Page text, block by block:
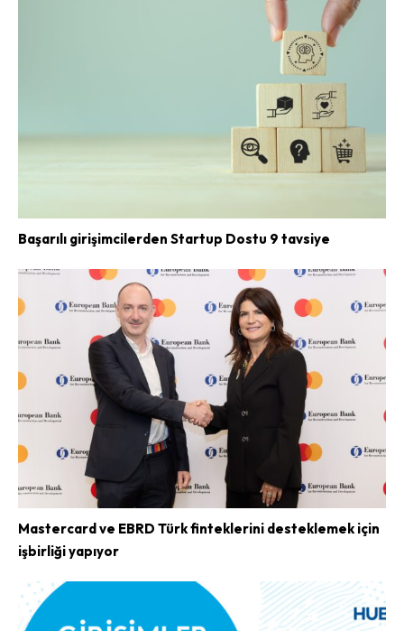
Başarılı girişimcilerden Startup Dostu 9 tavsiye
Mastercard ve EBRD Türk finteklerini desteklemek için
işbirliği yapıyor